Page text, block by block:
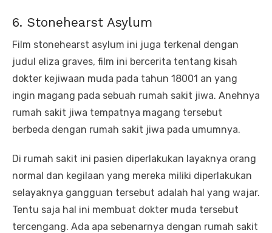
6. Stonehearst Asylum
Film stonehearst asylum ini juga terkenal dengan
judul eliza graves, film ini bercerita tentang kisah
dokter kejiwaan muda pada tahun 18001 an yang
ingin magang pada sebuah rumah sakit jiwa. Anehnya
rumah sakit jiwa tempatnya magang tersebut
berbeda dengan rumah sakit jiwa pada umumnya.
Di rumah sakit ini pasien diperlakukan layaknya orang
normal dan kegilaan yang mereka miliki diperlakukan
selayaknya gangguan tersebut adalah hal yang wajar.
Tentu saja hal ini membuat dokter muda tersebut
tercengang. Ada apa sebenarnya dengan rumah sakit